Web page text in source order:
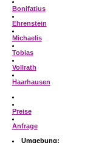
Bonifatius
Ehrenstein
Michaelis
Tobias
Vollrath
Haarhausen
Preise
Anfrage
Umgebung: